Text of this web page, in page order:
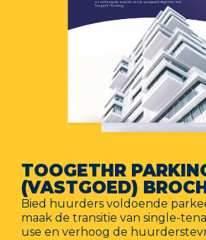
TOOGETHR
(VASTGOED)
Bied huurders voldoende
maak de transitie van single-
use en verhoog de